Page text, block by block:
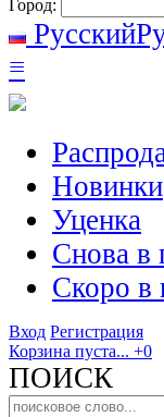
Город:
Русский
≡
Новинки
Уценка
Снова в
Скоро в
Вход Регистрация
Корзина пуста... +0
ПОИСК